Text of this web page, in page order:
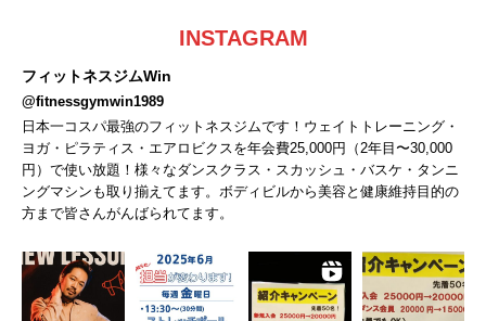
スタジオメニュー
INSTAGRAM
フィットネスジムWin
@fitnessgymwin1989
日本一コスパ最強のフィットネスジムです！ウェイトトレーニング・
ヨガ・ピラティス・エアロビクスを年会費25,000円（2年目〜30,000
円）で使い放題！様々なダンスクラス・スカッシュ・バスケ・タンニ
ングマシンも取り揃えてます。ボディビルから美容と健康維持目的の
方まで皆さんがんばられてます。